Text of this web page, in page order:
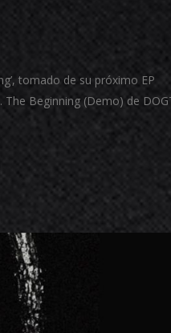
tomado de su próximo EP
The Beginning (Demo) de